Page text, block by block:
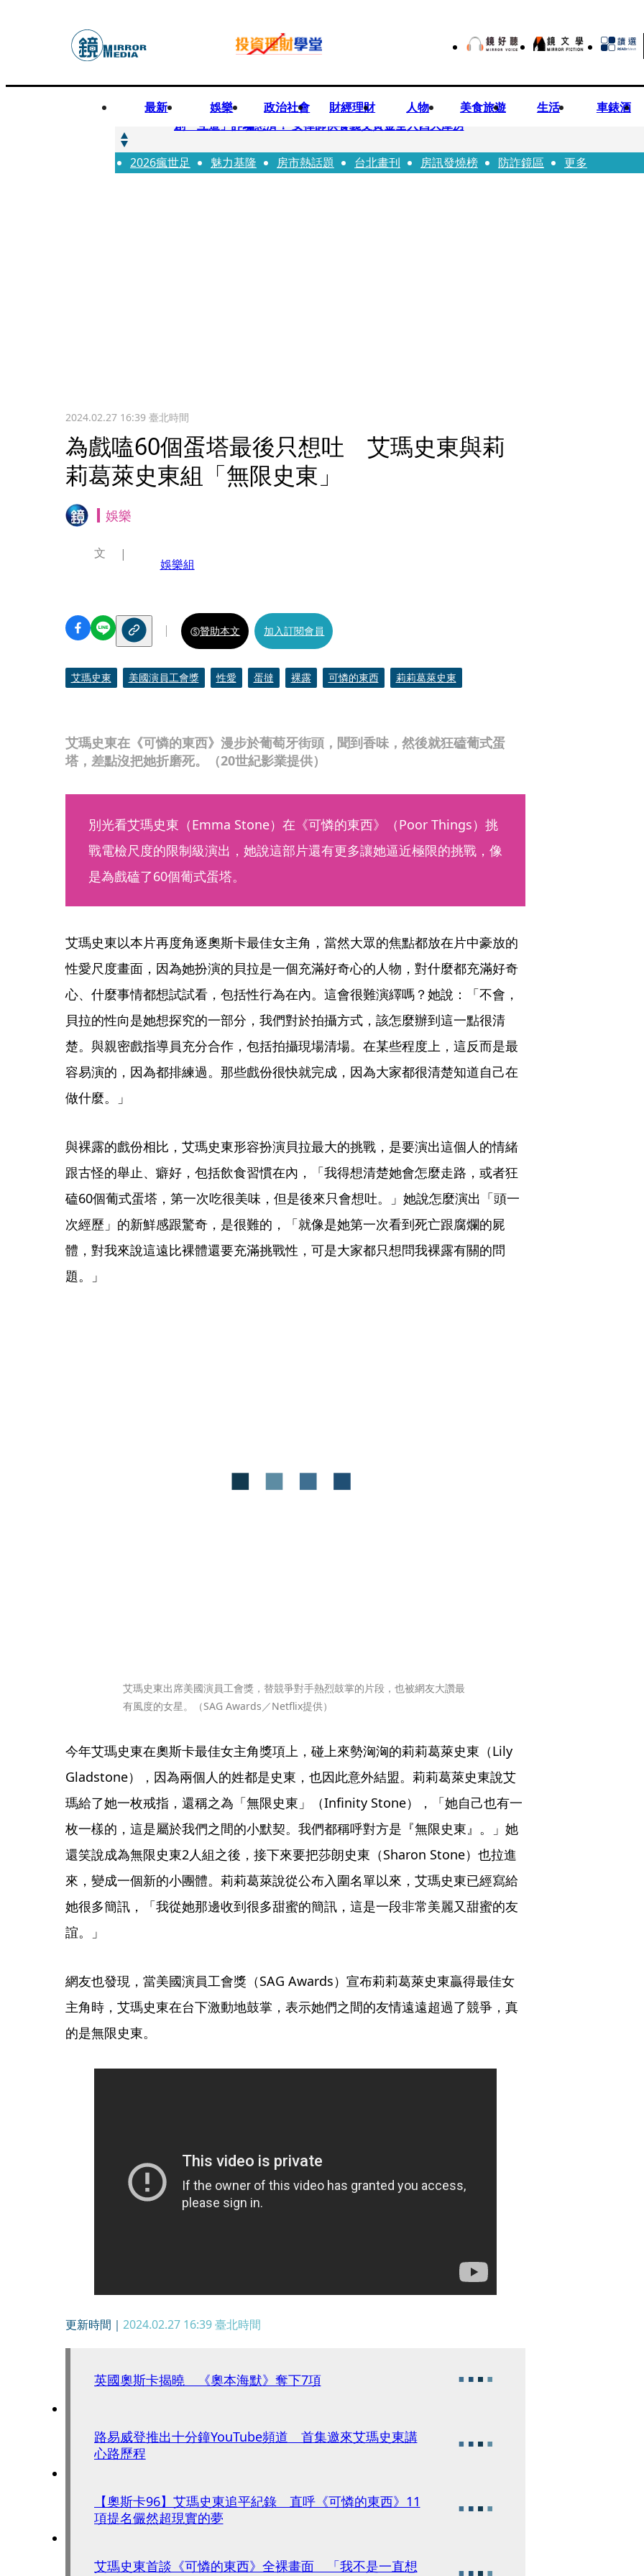
最新 娛樂 政治社會 財經理財 人物 美食旅遊 生活 車錶酒
快訊
創「互道」詐騙慈濟！ 女律師供養義父黃金全入四大庫房
快訊
前時力黨魁表態「反對刪公視預算」 盼在野三思：改凍結處理受質疑項目
2026瘋世足 魅力基隆 房市熱話題 台北畫刊 房訊發燒榜 防詐鏡區 更多
2024.02.27 16:39臺北時間
為戲嗑60個蛋塔最後只想吐 艾瑪史東與莉
莉葛萊史東組「無限史東」
娛樂
艾瑪史東在《可憐的東西》漫步於葡萄牙街頭，聞到香味，然後就狂磕葡式蛋
塔，差點沒把她折磨死。（20世紀影業提供）
文
娛樂組
贊助本文 加入訂閱會員
艾瑪史東 美國演員工會獎 性愛 蛋撻 裸露 可憐的東西 莉莉葛萊史東
別光看艾瑪史東（Emma Stone）在《可憐的東西》（Poor Things）挑
戰電檢尺度的限制級演出，她說這部片還有更多讓她逼近極限的挑戰，像
是為戲磕了60個葡式蛋塔。
艾瑪史東以本片再度角逐奧斯卡最佳女主角，當然大眾的焦點都放在片中豪放的
性愛尺度畫面，因為她扮演的貝拉是一個充滿好奇心的人物，對什麼都充滿好奇
心、什麼事情都想試試看，包括性行為在內。這會很難演繹嗎？她說：「不會，
貝拉的性向是她想探究的一部分，我們對於拍攝方式，該怎麼辦到這一點很清
楚。與親密戲指導員充分合作，包括拍攝現場清場。在某些程度上，這反而是最
容易演的，因為都排練過。那些戲份很快就完成，因為大家都很清楚知道自己在
做什麼。」
與裸露的戲份相比，艾瑪史東形容扮演貝拉最大的挑戰，是要演出這個人的情緒
跟古怪的舉止、癖好，包括飲食習慣在內，「我得想清楚她會怎麼走路，或者狂
磕60個葡式蛋塔，第一次吃很美味，但是後來只會想吐。」她說怎麼演出「頭一
次經歷」的新鮮感跟驚奇，是很難的，「就像是她第一次看到死亡跟腐爛的屍
體，對我來說這遠比裸體還要充滿挑戰性，可是大家都只想問我裸露有關的問
題。」
艾瑪史東出席美國演員工會獎，替競爭對手熱烈鼓掌的片段，也被網友大讚最
有風度的女星。（SAG Awards／Netflix提供）
今年艾瑪史東在奧斯卡最佳女主角獎項上，碰上來勢洶洶的莉莉葛萊史東（Lily
Gladstone），因為兩個人的姓都是史東，也因此意外結盟。莉莉葛萊史東說艾
瑪給了她一枚戒指，還稱之為「無限史東」（Infinity Stone），「她自己也有一
枚一樣的，這是屬於我們之間的小默契。我們都稱呼對方是『無限史東』。」她
還笑說成為無限史東2人組之後，接下來要把莎朗史東（Sharon Stone）也拉進
來，變成一個新的小團體。莉莉葛萊說從公布入圍名單以來，艾瑪史東已經寫給
她很多簡訊，「我從她那邊收到很多甜蜜的簡訊，這是一段非常美麗又甜蜜的友
誼。」
網友也發現，當美國演員工會獎（SAG Awards）宣布莉莉葛萊史東贏得最佳女
主角時，艾瑪史東在台下激動地鼓掌，表示她們之間的友情遠遠超過了競爭，真
的是無限史東。
更新時間｜ 2024.02.27 16:39臺北時間
英國奧斯卡揭曉 《奧本海默》奪下7項
路易威登推出十分鐘YouTube頻道 首集邀來艾瑪史東講
心路歷程
【奧斯卡96】艾瑪史東追平紀錄 直呼《可憐的東西》11
項提名儼然超現實的夢
艾瑪史東首談《可憐的東西》全裸畫面 「我不是一直想